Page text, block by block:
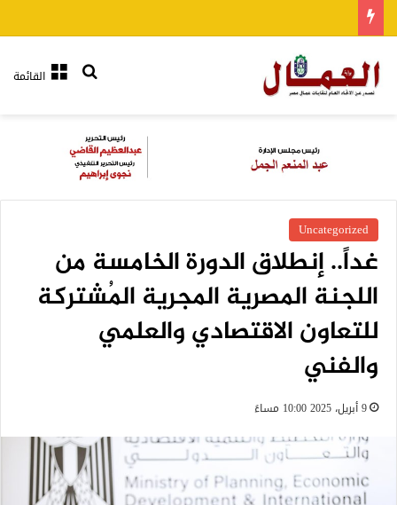
القائمةبحث عن
Uncategorized
غداً.. إنطلاق الدورة الخامسة من
اللجنة المصرية المجرية المُشتركة
للتعاون الاقتصادي والعلمي
والفني
9 أبريل، 2025 10:00 مساءً